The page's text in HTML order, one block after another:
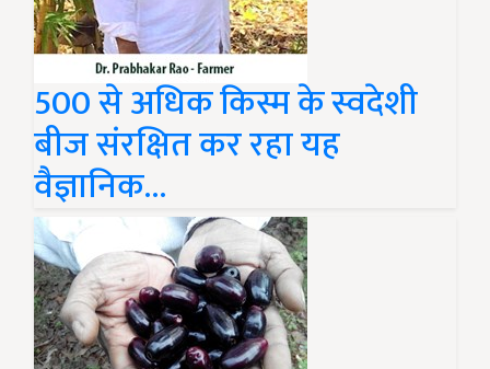
500 से अधिक किस्म के स्वदेशी
बीज संरक्षित कर रहा यह
वैज्ञानिक...